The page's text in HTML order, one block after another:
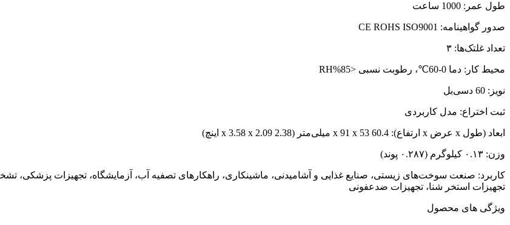
طول عمر: 1000 ساعت
صدور گواهینامه: CE ROHS ISO9001
تعداد غلتک‌ها: ۳
محیط کار: دما 0-60℃، رطوبت نسبی <85%RH
نویز: 60 دسی‌بل
ثبت اختراع: مدل کاربردی
ابعاد (طول x عرض x ارتفاع): 60.4 x 91 x 53 میلی‌متر (2.38 x 3.58 x 2.09 اینچ)
وزن: ۰.۱۳ کیلوگرم (۰.۲۸۷ پوند)
کاربرد: صنعت سوخت‌های زیستی، صنایع غذایی و آشامیدنی، ماشینکاری، راهکارهای تصفیه آب، آزمایشگاه، تجهیزات پزشکی،
تجهیزات استخر شنا، تجهیزات ضدعفونی
ویژگی های محصول